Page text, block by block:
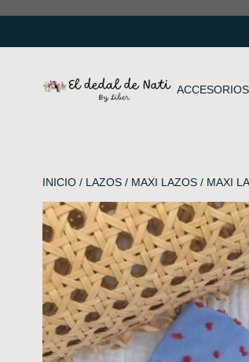
INICIO/ LAZOS/ MAXI LAZOS/ MAXI